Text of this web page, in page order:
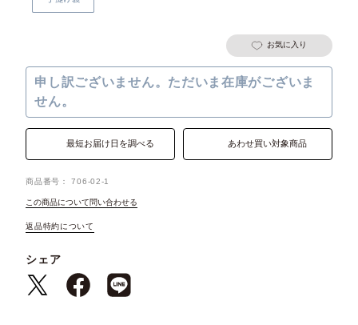
お気に入り
申し訳ございません。ただいま在庫がございま
せん。
最短お届け日を調べる あわせ買い対象商品
商品番号 706-02-1
この商品について問い合わせる
返品特約について
シェア